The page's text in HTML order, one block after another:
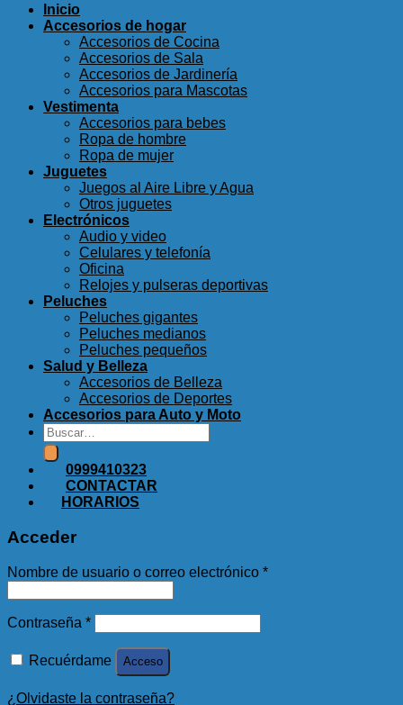
Inicio
Accesorios de hogar
Accesorios de Cocina
Accesorios de Sala
Accesorios de Jardinería
Accesorios para Mascotas
Vestimenta
Accesorios para bebes
Ropa de hombre
Ropa de mujer
Juguetes
Juegos al Aire Libre y Agua
Otros juguetes
Electrónicos
Audio y video
Celulares y telefonía
Oficina
Relojes y pulseras deportivas
Peluches
Peluches gigantes
Peluches medianos
Peluches pequeños
Salud y Belleza
Accesorios de Belleza
Accesorios de Deportes
Accesorios para Auto y Moto
Buscar
por:
0999410323
CONTACTAR
HORARIOS
Acceder
Nombre de usuario o correo electrónico *Obligatorio
Contraseña *Obligatorio
Recuérdame Acceso
¿Olvidaste la contraseña?